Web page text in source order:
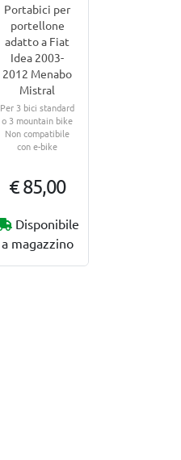
Portabici per
portellone
adatto a Fiat
Idea 2003-
2012 Menabo
Mistral
Per 3 bici standard
o 3 mountain bike
Non compatibile
con e-bike
€ 85,00
Disponibile
a magazzino